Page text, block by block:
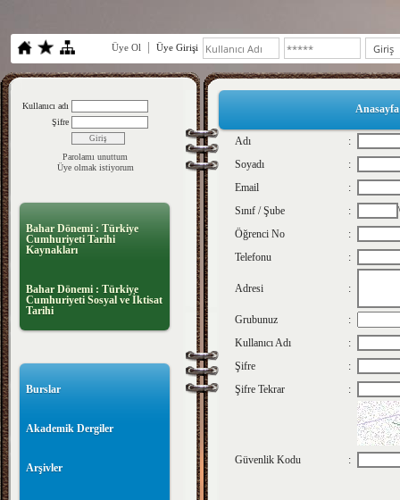
Üye Ol Üye Girişi
Kullanıcı adı
Şifre
Parolamı unuttum
Üye olmak istiyorum
Bahar Dönemi : Türkiye
Cumhuriyeti Tarihi
Kaynakları
Bahar Dönemi : Türkiye
Cumhuriyeti Sosyal ve İktisat
Tarihi
Burslar
Akademik Dergiler
Arşivler
Anasayfa
Adı
:
Soyadı
:
Email
:
Sınıf / Şube
:
Öğrenci No
:
Telefonu
:
Adresi :
Grubunuz
:
Kullanıcı Adı
:
Şifre
:
Şifre Tekrar
:
Güvenlik Kodu :